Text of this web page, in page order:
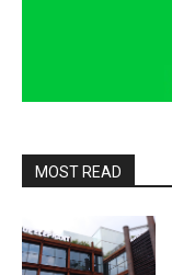
MOST READ